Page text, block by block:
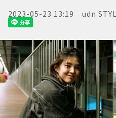
2023-05-23 13:19 udn